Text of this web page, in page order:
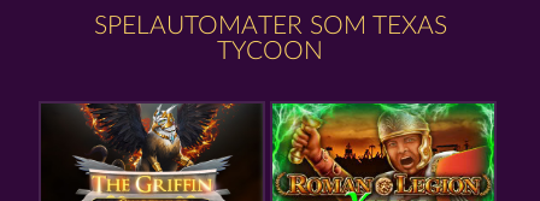
SPELAUTOMATER SOM TEXAS
TYCOON